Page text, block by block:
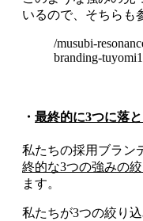
いるので、そちらも
/musubi-
branding-tuyomi1
・ 最終的に3つに落
私たちの採用ブラン
終的な3つの強みの
ます。
私たちが3つの絞り